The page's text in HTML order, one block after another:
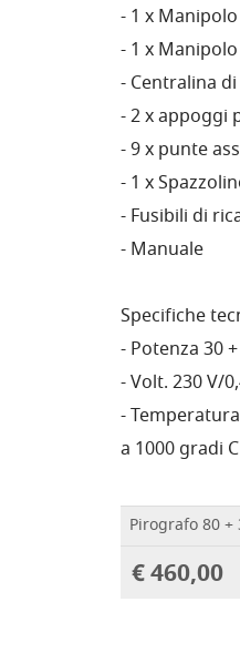
- 1 x
- 1 x
- Centralina
- 2 x appoggi
- 9 x punte
- 1 x
- Fusibili di
- Manuale
Specifiche
- Potenza 30
- Volt. 230 V/
-
a 1000 gradi
Pirografo 80 +
€ 460,00